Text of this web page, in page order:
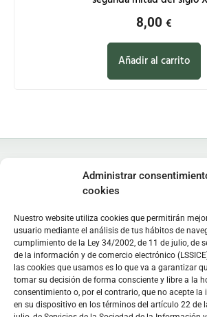
Administrar
cookies
Nuestro website utiliza cookies que permitirán
usuario mediante el análisis de tus hábitos de
cumplimiento de la Ley 34/2002, de 11 de julio, de
de la información y de comercio electrónico
las cookies que usamos es lo que va a garantizar
tomar su decisión de forma consciente y libre a la
consentimiento o, por el contrario, que no acepte la
en su dispositivo en los términos del artículo 22 de
8,00 €
Añadir al carrito
Instituto de Estudios Zamoranos "Florián de
Diputación de Zamora - Colegio Universitario
Lunes a viernes: 9:30 h - 13:30 h. Lunes y
19:30 h
Sedeen C/ Doctor Carracido, Bibliotecaen